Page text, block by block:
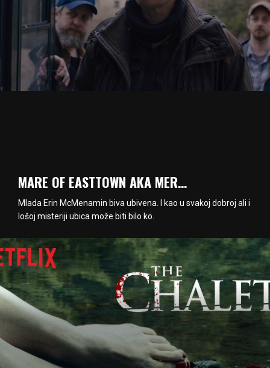
MARE OF EASTTOWN AKA MER…
Mlada Erin McMenamin biva ubivena. I kao u svakoj dobroj ali i
lošoj misteriji ubica može biti bilo ko.